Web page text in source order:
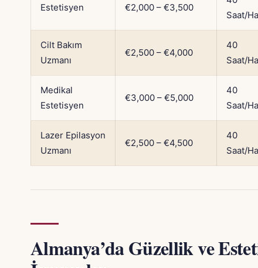
Estetisyen €2,000 – €3,500
Saat/
Cilt Bakım
Uzmanı
€2,500 – €4,000
40
Saat/
Medikal
Estetisyen
€3,000 – €5,000
40
Saat/
Lazer Epilasyon
Uzmanı
€2,500 – €4,500
40
Saat/
Almanya’da Güzellik ve